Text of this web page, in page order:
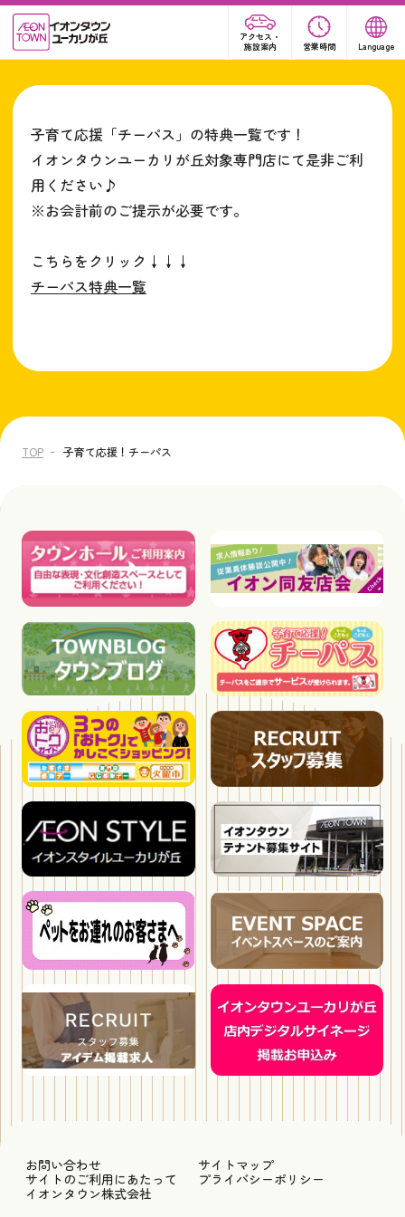
アクセス・
施設案内
営業時間 Language
子育て応援「チーパス」の特典一覧です！
イオンタウンユーカリが丘対象専門店にて是非ご利
用ください♪
※お会計前のご提示が必要です。
こちらをクリック↓↓↓
チーパス特典一覧
TOP 子育て応援！チーパス
お問い合わせ
サイトマップ
サイトのご利用にあたって
プライバシーポリシー
イオンタウン株式会社